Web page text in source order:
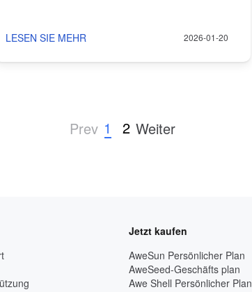
LESEN SIE MEHR 2026-01-20
Prev 1 2 Weiter
Jetzt kaufen
AweSun Persönlicher Plan
AweSeed-Geschäfts plan
Awe Shell Persönlicher Plan